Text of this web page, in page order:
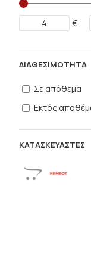
€
ΚΑΤΑΣΚΕΥΑΣΤΈΣ
ΔΙΑΘΕΣΙΜΌΤΗΤΑ
Σε απόθεμα
Εκτός